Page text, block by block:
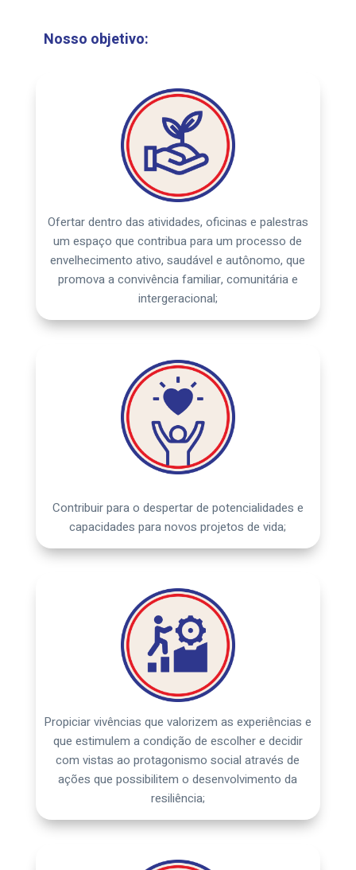
Nosso objetivo:
Ofertar dentro das atividades, oficinas e palestras
um espaço que contribua para um processo de
envelhecimento ativo, saudável e autônomo, que
promova a convivência familiar, comunitária e
intergeracional;
Contribuir para o despertar de potencialidades e
capacidades para novos projetos de vida;
Propiciar vivências que valorizem as experiências e
que estimulem a condição de escolher e decidir
com vistas ao protagonismo social através de
ações que possibilitem o desenvolvimento da
resiliência;